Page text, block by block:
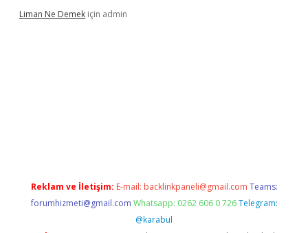
Liman Ne Demek için admin
Reklam ve İletişim: E-mail: backlinkpaneli@gmail.com Teams:
forumhizmeti@gmail.com Whatsapp: 0262 606 0 726 Telegram:
@karabul